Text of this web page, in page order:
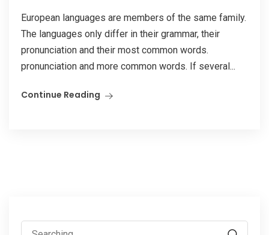
European languages are members of the same family.
The languages only differ in their grammar, their
pronunciation and their most common words.
pronunciation and more common words. If several...
Continue Reading
Search